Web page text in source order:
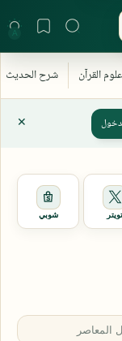
تويتر شوبي